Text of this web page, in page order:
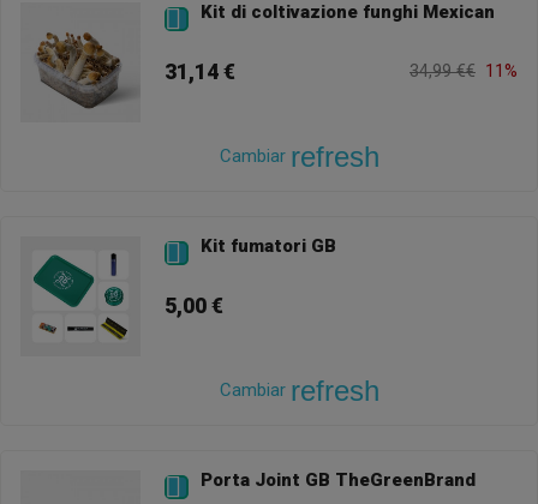
 Kit di coltivazione funghi Mexican
31,14 € 34,99 €€ 11%
Cambiar refresh
 Kit fumatori GB
5,00 €
Cambiar refresh
 Porta Joint GB TheGreenBrand